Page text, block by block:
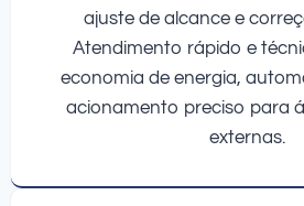
ajuste de alcance e
Atendimento rápido e
economia de energia,
acionamento preciso para
externas.